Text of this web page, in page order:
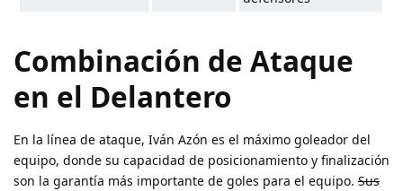
Combinación de Ataque
en el Delantero
En la línea de ataque, Iván Azón es el máximo goleador del
equipo, donde su capacidad de posicionamiento y finalización
son la garantía más importante de goles para el equipo. Sus